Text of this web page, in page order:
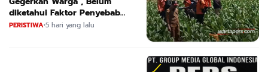
diketahui Faktor Penyebab
Suara
PERISTIWA•5 hari yang lalu